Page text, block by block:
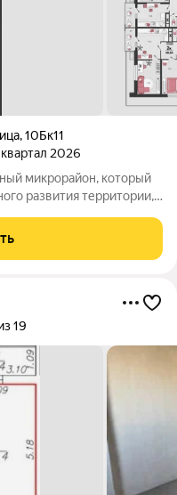
,10Бк11
квартал 2026
микрорайон, который
развития территории,
этажей, уютные дворы со
19